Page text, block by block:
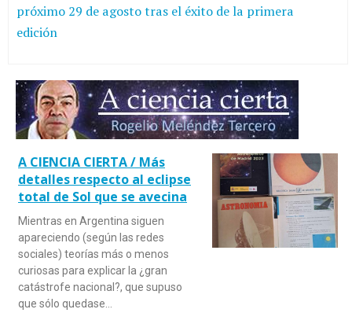
próximo 29 de agosto tras el éxito de la primera
edición
A CIENCIA CIERTA / Más
detalles respecto al eclipse
total de Sol que se avecina
Mientras en Argentina siguen
apareciendo (según las redes
sociales) teorías más o menos
curiosas para explicar la ¿gran
catástrofe nacional?, que supuso
que sólo quedase…